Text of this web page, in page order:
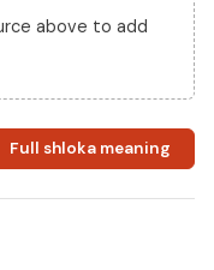
above to add
Full shloka meaning